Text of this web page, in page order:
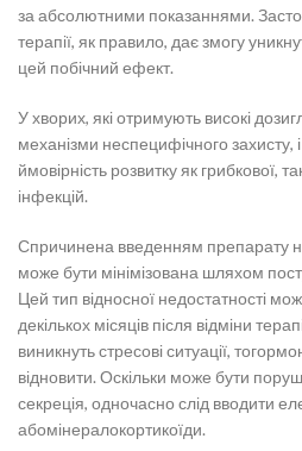
за абсолютними показаннями.
терапії, як правило, дає змогу
цей побічний ефект.
У хворих, які отримують високі
механізми неспецифічного захисту,
ймовірність розвитку як грибкової,
інфекцій.
Спричинена введенням препарату
може бути мінімізована шляхом
Цей тип відносної недостатності
декількох місяців після відміни
виникнуть стресові ситуації,
відновити. Оскільки може бути
секреція, одночасно слід вводити
абомінералокортикоїди.